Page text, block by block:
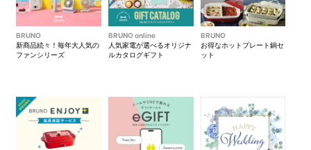
BRUNO
新商品続々！毎年大人気の
ファンシリーズ
BRUNO online
人気家電が選べるオリジナ
ルカタログギフト
BRUNO
お得なホットプレート鍋セ
ット